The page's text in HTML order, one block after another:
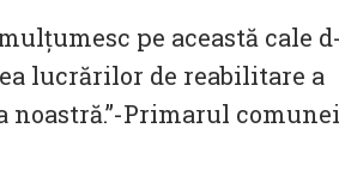
pe această cale
lucrărilor de reabilitare a
noastră.”-Primarul comunei